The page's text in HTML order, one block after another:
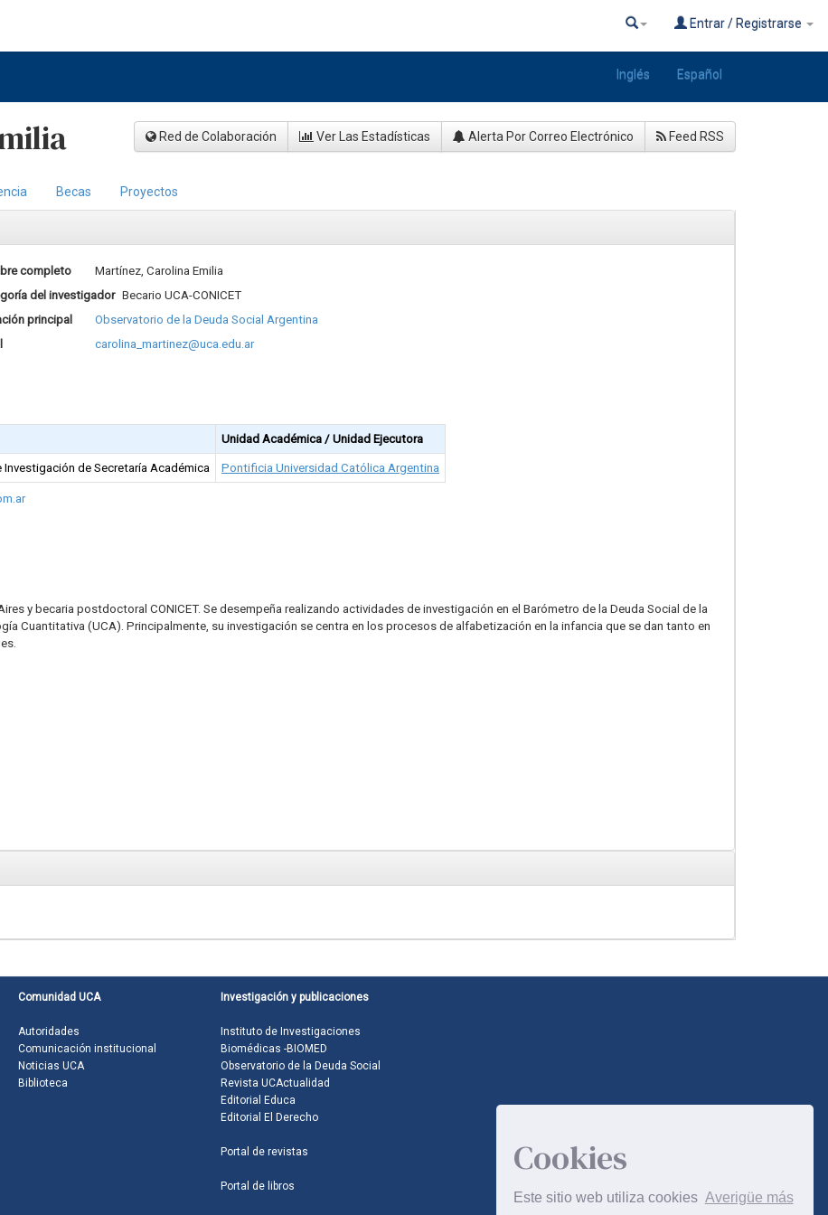
Cookies
Este sitio web utiliza cookies Averigüe más
Entrar / Registrarse
Inglés Español
Red de Colaboración Ver Las Estadísticas Alerta Por Correo Electrónico Feed RSS
Becas Proyectos
completo
Martínez, Carolina Emilia
del investigador Becario UCA-CONICET
principal
Observatorio de la Deuda Social Argentina
carolina_martinez@uca.edu.ar
Unidad Académica / Unidad Ejecutora
de Secretaría Académica Pontificia Universidad Católica Argentina
y becaria postdoctoral CONICET. Se desempeña realizando actividades de investigación en el Barómetro de la Deuda Social de la
Cuantitativa (UCA). Principalmente, su investigación se centra en los procesos de alfabetización en la infancia que se dan tanto en
Comunidad UCA
Autoridades
Comunicación institucional
Noticias UCA
Biblioteca
Investigación y publicaciones
Instituto de Investigaciones
Biomédicas -BIOMED
Observatorio de la Deuda Social
Revista UCActualidad
Editorial Educa
Editorial El Derecho
Portal de revistas
Portal de libros